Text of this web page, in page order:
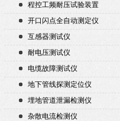
程控工频耐压试验装置
开口闪点全自动测定仪
互感器测试仪
耐电压测试仪
电缆故障测试仪
地下管线探测定位仪
埋地管道泄漏检测仪
杂散电流检测仪